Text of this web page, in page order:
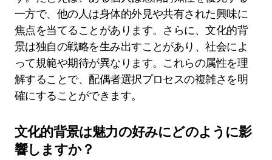
一方で、他の人は身体的外見や共有された興味に
焦点を当てることがあります。さらに、文化的背
景は独自の戦略を生み出すことがあり、社会によ
って規範や期待が異なります。これらの属性を理
解することで、配偶者選択プロセスの複雑さを明
確にすることができます。
文化的背景は魅力の好みにどのように影
響しますか？